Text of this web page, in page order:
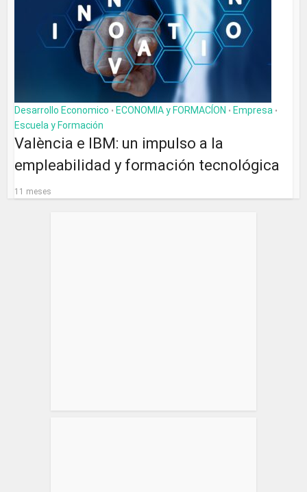
Desarrollo Economico • ECONOMIA y FORMACÍON • Empresa •
Escuela y Formación
València e IBM: un impulso a la
empleabilidad y formación tecnológica
11 meses